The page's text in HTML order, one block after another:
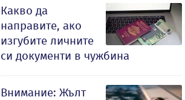
Какво да
направите, ако
изгубите личните
си документи в чужбина
Внимание: Жълт